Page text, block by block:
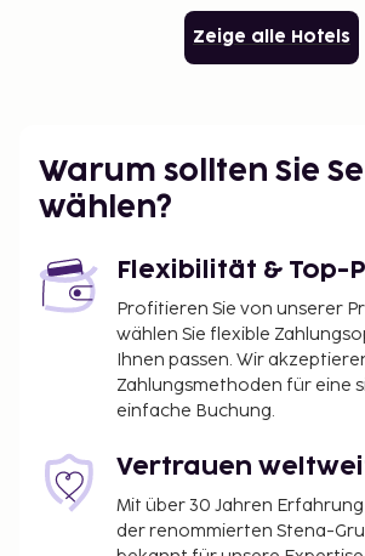
Zeige alle Hotels
Warum sollten Sie
wählen?
Flexibilität & Top-
Profitieren Sie von unserer
wählen Sie flexible
Ihnen passen. Wir
Zahlungsmethoden für eine
einfache Buchung.
Vertrauen
Mit über 30 Jahren Erfahrung
der renommierten Stena-